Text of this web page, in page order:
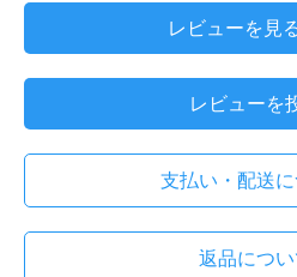
レビューを見
レビューを
支払い・配送
返品につい